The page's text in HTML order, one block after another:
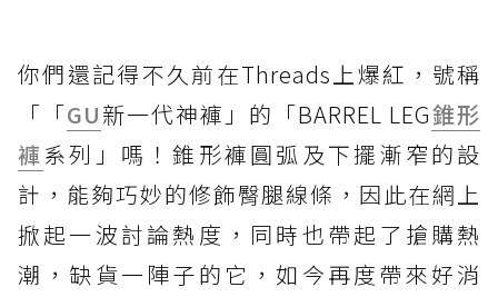
你們還記得不久前在Threads上爆紅，號稱
「「GU新一代神褲」的「BARREL LEG錐形
褲系列」嗎！錐形褲圓弧及下擺漸窄的設
計，能夠巧妙的修飾臀腿線條，因此在網上
掀起一波討論熱度，同時也帶起了搶購熱
潮，缺貨一陣子的它，如今再度帶來好消